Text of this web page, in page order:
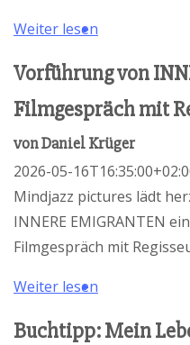
Weiter lesen
Vorführung von
Filmgespräch mit
vonDaniel Krüger
2026-05-
Mindjazz pictures lädt
INNERE EMIGRANTEN
Filmgespräch mit
Weiter lesen
Buchtipp: Mein